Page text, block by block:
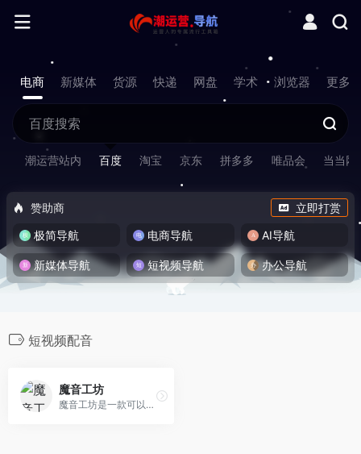
电商 新媒体 货源 快递 网盘 学术 浏览器 更多
潮运营站内 百度 淘宝 京东 拼多多 唯品会 当当网
赞助商
立即打赏
极简导航
电商导航 AI导航
新媒体导航 短视频导航 办公导航
短视频配音
魔音工坊
魔音工坊是一款可以在线将文字转成语音的智能配音产品。提供不同性别、不同口音的真人声音，在你输入文字后直接配音。你可快速对短视频等需要配音的内容进行配音。是一款功能强大AI语音合成神器。